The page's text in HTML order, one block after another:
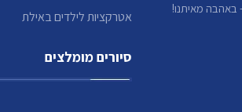
באהבה מאיתנו!
אטרקציות לילדים באילת
סיורים מומלצים